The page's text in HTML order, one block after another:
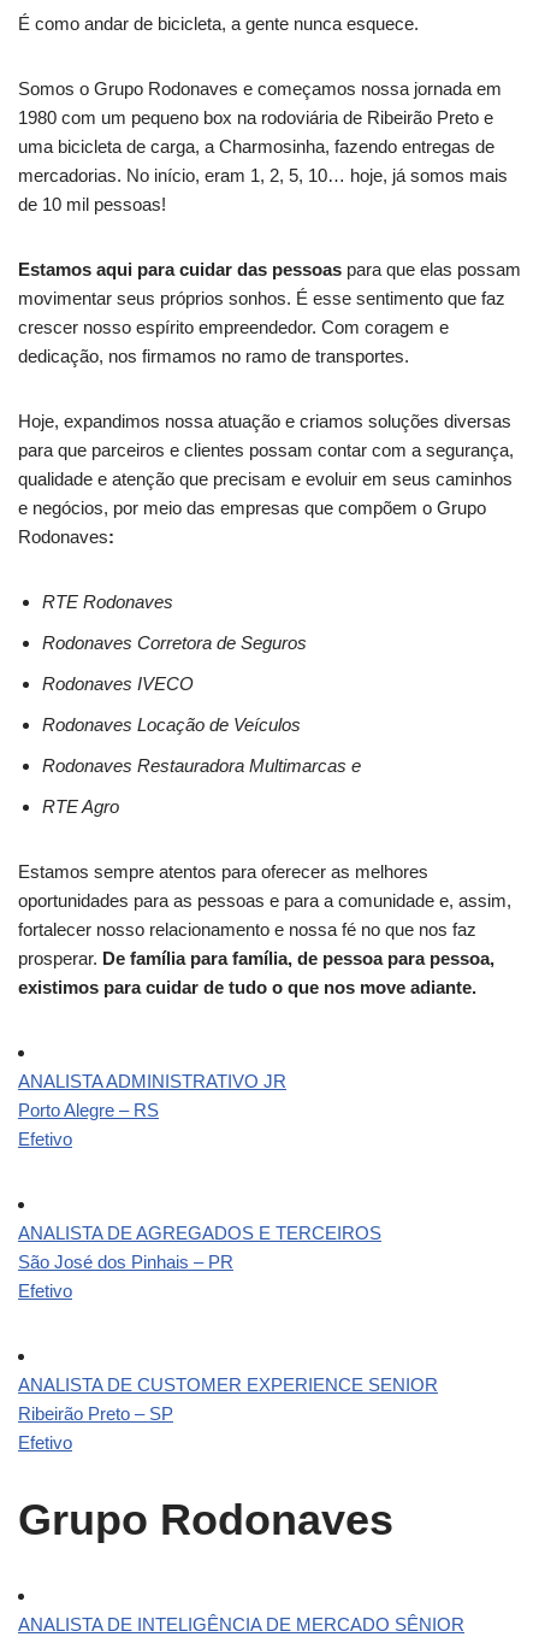
É como andar de bicicleta, a gente nunca esquece.
Somos o Grupo Rodonaves e começamos nossa jornada em
1980 com um pequeno box na rodoviária de Ribeirão Preto e
uma bicicleta de carga, a Charmosinha, fazendo entregas de
mercadorias. No início, eram 1, 2, 5, 10… hoje, já somos mais
de 10 mil pessoas!
Estamos aqui para cuidar das pessoas para que elas possam
movimentar seus próprios sonhos. É esse sentimento que faz
crescer nosso espírito empreendedor. Com coragem e
dedicação, nos firmamos no ramo de transportes.
Hoje, expandimos nossa atuação e criamos soluções diversas
para que parceiros e clientes possam contar com a segurança,
qualidade e atenção que precisam e evoluir em seus caminhos
e negócios, por meio das empresas que compõem o Grupo
Rodonaves:
RTE Rodonaves
Rodonaves Corretora de Seguros
Rodonaves IVECO
Rodonaves Locação de Veículos
Rodonaves Restauradora Multimarcas e
RTE Agro
Estamos sempre atentos para oferecer as melhores
oportunidades para as pessoas e para a comunidade e, assim,
fortalecer nosso relacionamento e nossa fé no que nos faz
prosperar. De família para família, de pessoa para pessoa,
existimos para cuidar de tudo o que nos move adiante.
ANALISTA ADMINISTRATIVO JR
Porto Alegre – RS
Efetivo
ANALISTA DE AGREGADOS E TERCEIROS
São José dos Pinhais – PR
Efetivo
ANALISTA DE CUSTOMER EXPERIENCE SENIOR
Ribeirão Preto – SP
Efetivo
Grupo Rodonaves
ANALISTA DE INTELIGÊNCIA DE MERCADO SÊNIOR